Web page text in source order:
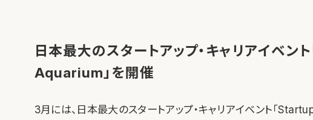
日本最大のスタートアップ・キャリアイベン
Aquarium」を開催
3月には、日本最大のスタートアップ・キャリアイベント「